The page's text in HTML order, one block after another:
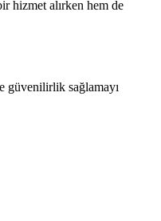
hizmet alırken hem de
güvenilirlik sağlamayı